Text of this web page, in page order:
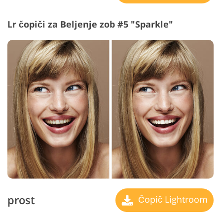
Lr čopiči za Beljenje zob #5 "Sparkle"
prost Čopič Lightroom